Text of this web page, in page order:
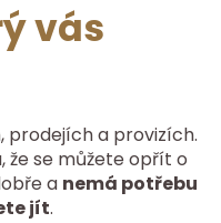
vás
prodejích a provizích.
že se můžete opřít o
a nemá potřebu
jít.